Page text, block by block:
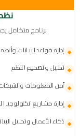
برنامج متكامل
◆ إدارة قواعد البيانات
◆ تحليل وتصميم النظم
◆ أمن المعلومات
◆ إدارة مشاريع تكنولوجيا
◆ ذكاء الأعمال وتحليل